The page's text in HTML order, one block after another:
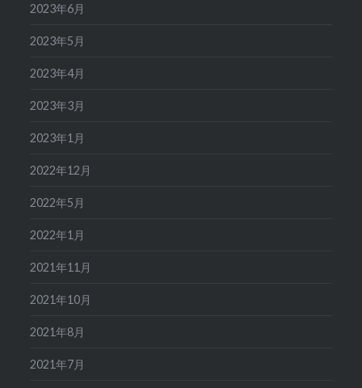
2023年6月
2023年5月
2023年4月
2023年3月
2023年1月
2022年12月
2022年5月
2022年1月
2021年11月
2021年10月
2021年8月
2021年7月